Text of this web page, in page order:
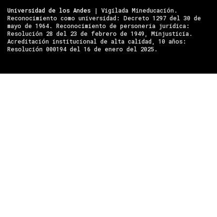
Universidad de los Andes | Vigilada Mineducación.
Reconocimiento como universidad: Decreto 1297 del 30 de
mayo de 1964. Reconocimiento de personería jurídica:
Resolución 28 del 23 de febrero de 1949, Minjusticia.
Acreditación institucional de alta calidad, 10 años:
Resolución 000194 del 16 de enero del 2025.